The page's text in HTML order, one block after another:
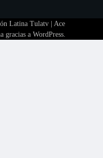
Latina Tulatv| Ace
gracias a WordPress.